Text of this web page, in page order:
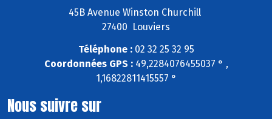
45B Avenue Winston Churchill
27400 Louviers
Téléphone :02 32 25 32 95
Coordonnées GPS :49,2284076455037 ° ,
1,16822811415557 °
Nous suivre sur